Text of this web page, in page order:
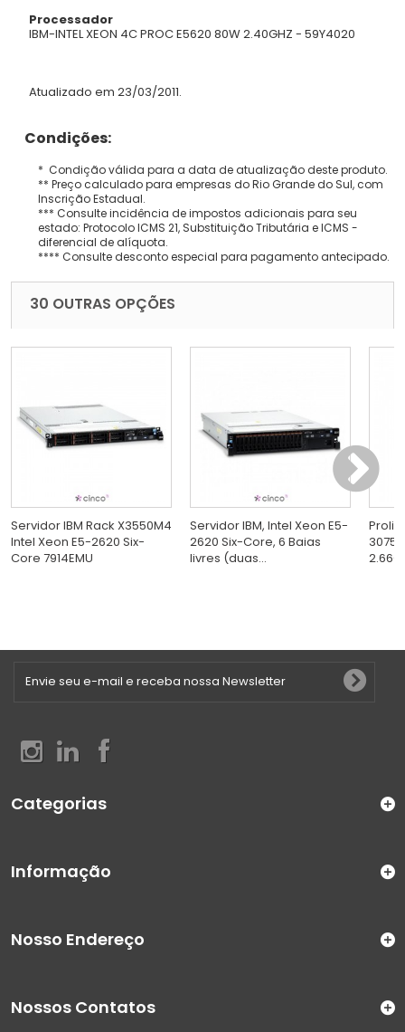
Processador
IBM-INTEL XEON 4C PROC E5620 80W 2.40GHZ - 59Y4020
Atualizado em 23/03/2011.
Condições:
* Condição válida para a data de atualização deste produto.
** Preço calculado para empresas do Rio Grande do Sul, com
Inscrição Estadual.
*** Consulte incidência de impostos adicionais para seu
estado: Protocolo ICMS 21, Substituição Tributária e ICMS -
diferencial de alíquota.
**** Consulte desconto especial para pagamento antecipado.
30 OUTRAS OPÇÕES
Servidor IBM Rack X3550M4
Intel Xeon E5-2620 Six-
Core 7914EMU
Servidor IBM, Intel Xeon E5-
2620 Six-Core, 6 Baias
livres (duas...
3075
Categorias
Informação
Nosso Endereço
Nossos Contatos